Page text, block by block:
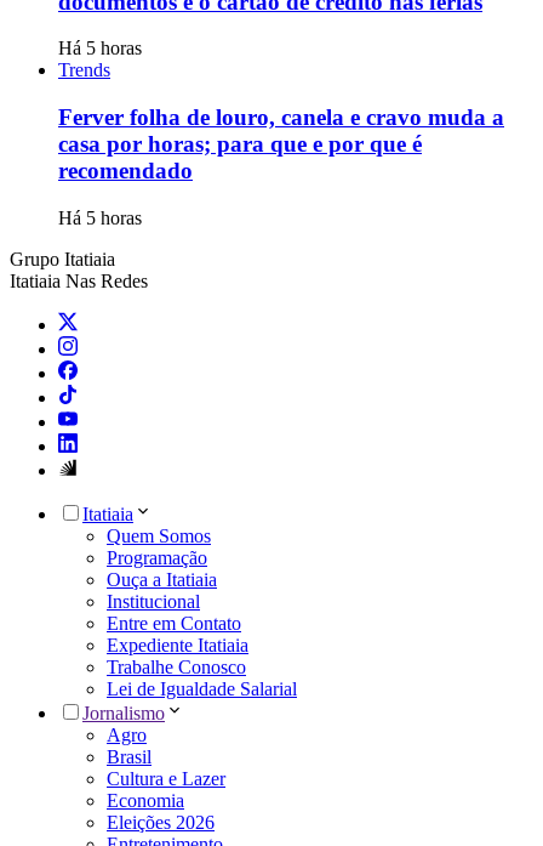
Há 5 horas
Trends
Ferver folha de louro, canela e cravo muda a
casa por horas; para que e por que é
recomendado
Há 5 horas
Grupo Itatiaia
Itatiaia Nas Redes
Itatiaia
Quem Somos
Programação
Ouça a Itatiaia
Institucional
Entre em Contato
Expediente Itatiaia
Trabalhe Conosco
Lei de Igualdade Salarial
Jornalismo
Agro
Brasil
Cultura e Lazer
Economia
Eleições 2026